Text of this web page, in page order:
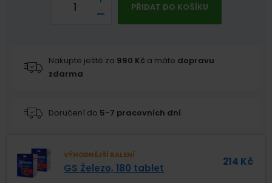
PŘIDAT DO KOŠÍKU
Nakupte ještě za 990 Kč a máte dopravu
zdarma
Doručení do 5-7 pracovních dní.
VÝHODNĚJŠÍ BALENÍ
GS Železo, 180 tablet 214 Kč